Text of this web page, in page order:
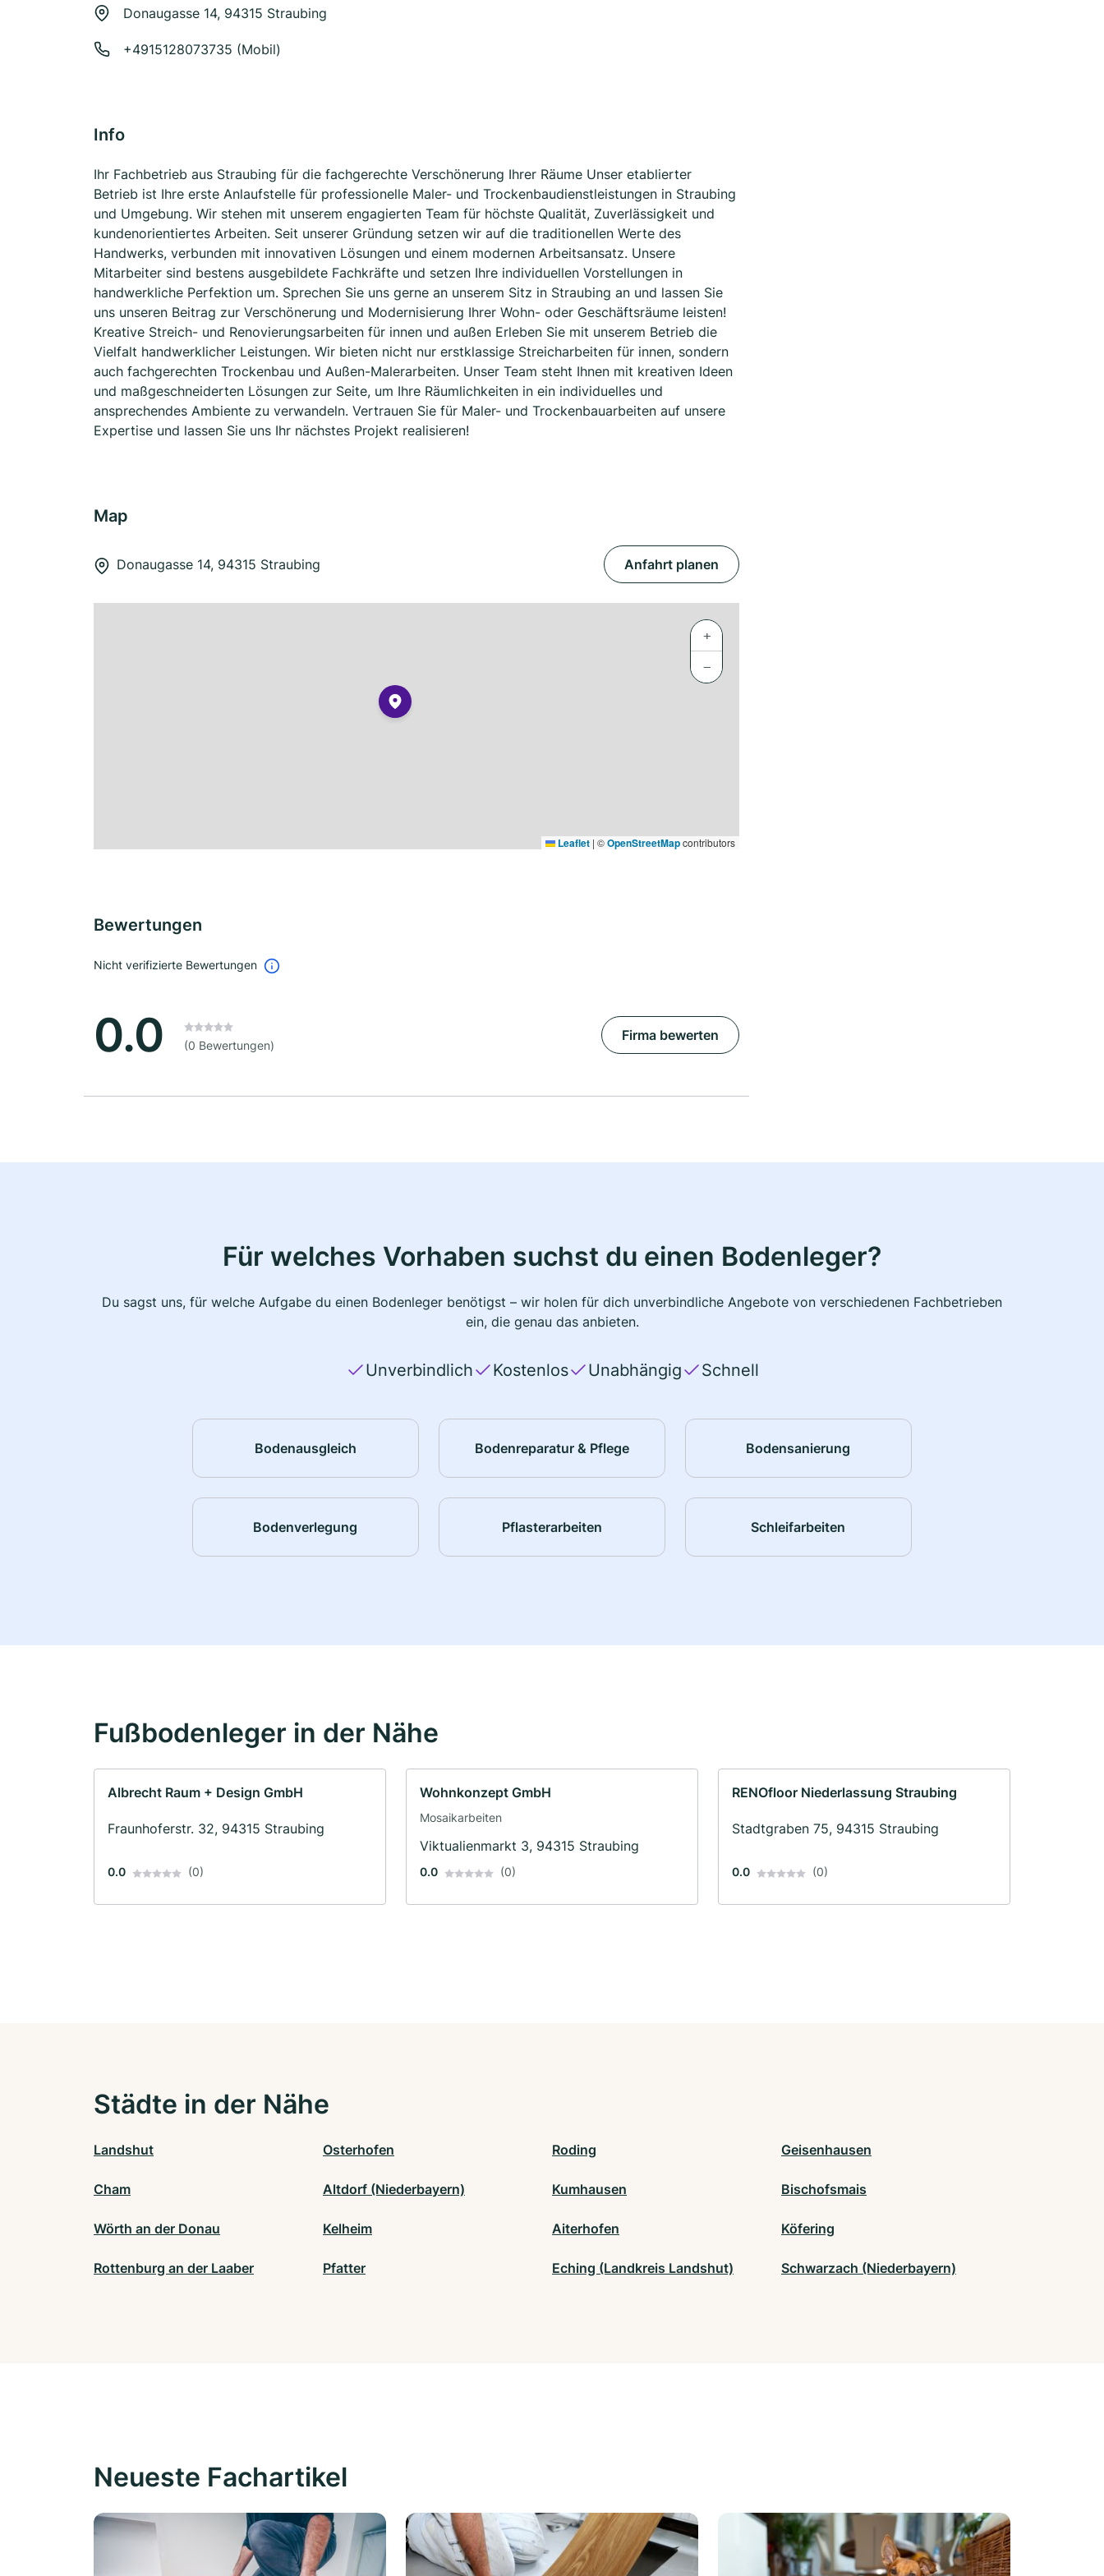
Donaugasse 14, 94315 Straubing
+4915128073735 (Mobil)
Info
Ihr Fachbetrieb aus Straubing für die fachgerechte Verschönerung Ihrer Räume Unser etablierter
Betrieb ist Ihre erste Anlaufstelle für professionelle Maler- und Trockenbaudienstleistungen in Straubing
und Umgebung. Wir stehen mit unserem engagierten Team für höchste Qualität, Zuverlässigkeit und
kundenorientiertes Arbeiten. Seit unserer Gründung setzen wir auf die traditionellen Werte des
Handwerks, verbunden mit innovativen Lösungen und einem modernen Arbeitsansatz. Unsere
Mitarbeiter sind bestens ausgebildete Fachkräfte und setzen Ihre individuellen Vorstellungen in
handwerkliche Perfektion um. Sprechen Sie uns gerne an unserem Sitz in Straubing an und lassen Sie
uns unseren Beitrag zur Verschönerung und Modernisierung Ihrer Wohn- oder Geschäftsräume leisten!
Kreative Streich- und Renovierungsarbeiten für innen und außen Erleben Sie mit unserem Betrieb die
Vielfalt handwerklicher Leistungen. Wir bieten nicht nur erstklassige Streicharbeiten für innen, sondern
auch fachgerechten Trockenbau und Außen-Malerarbeiten. Unser Team steht Ihnen mit kreativen Ideen
und maßgeschneiderten Lösungen zur Seite, um Ihre Räumlichkeiten in ein individuelles und
ansprechendes Ambiente zu verwandeln. Vertrauen Sie für Maler- und Trockenbauarbeiten auf unsere
Expertise und lassen Sie uns Ihr nächstes Projekt realisieren!
Map
Donaugasse 14, 94315 Straubing Anfahrt planen
+
−
Leaflet | ©OpenStreetMapcontributors
Bewertungen
Nicht verifizierte Bewertungen
0.0 (0 Bewertungen)
Firma bewerten
Für welches Vorhaben suchst du einen Bodenleger?
Du sagst uns, für welche Aufgabe du einen Bodenleger benötigst – wir holen für dich unverbindliche Angebote von verschiedenen Fachbetrieben
ein, die genau das anbieten.
Unverbindlich Kostenlos Unabhängig Schnell
Bodenausgleich Bodenreparatur & Pflege Bodensanierung
Bodenverlegung Pflasterarbeiten Schleifarbeiten
Fußbodenleger in der Nähe
Albrecht Raum + Design GmbH
Fraunhoferstr. 32, 94315 Straubing
0.0 (0)
Wohnkonzept GmbH
Mosaikarbeiten
Viktualienmarkt 3, 94315 Straubing
0.0 (0)
RENOfloor Niederlassung Straubing
Stadtgraben 75, 94315 Straubing
0.0 (0)
Städte in der Nähe
Landshut Osterhofen Roding Geisenhausen
Cham Altdorf (Niederbayern) Kumhausen Bischofsmais
Wörth an der Donau Kelheim Aiterhofen Köfering
Rottenburg an der Laaber Pfatter Eching (Landkreis Landshut) Schwarzach (Niederbayern)
Neueste Fachartikel